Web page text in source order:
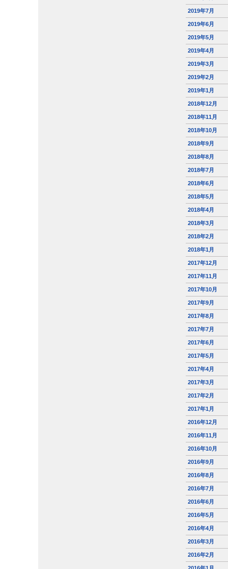
2019年7月
2019年6月
2019年5月
2019年4月
2019年3月
2019年2月
2019年1月
2018年12月
2018年11月
2018年10月
2018年9月
2018年8月
2018年7月
2018年6月
2018年5月
2018年4月
2018年3月
2018年2月
2018年1月
2017年12月
2017年11月
2017年10月
2017年9月
2017年8月
2017年7月
2017年6月
2017年5月
2017年4月
2017年3月
2017年2月
2017年1月
2016年12月
2016年11月
2016年10月
2016年9月
2016年8月
2016年7月
2016年6月
2016年5月
2016年4月
2016年3月
2016年2月